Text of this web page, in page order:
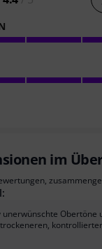
im
Obertöne